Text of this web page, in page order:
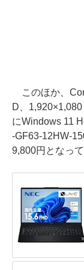
このほか、
D、
にWindows 11
-GF63-12HW-
9,800円となって